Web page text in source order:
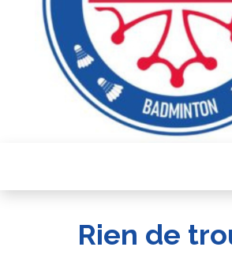
TUC
Serve it, smash it, win it,
Rien de